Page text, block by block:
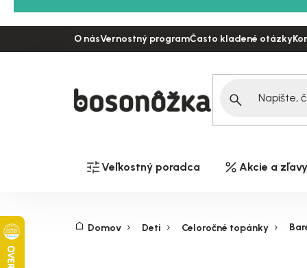
na
O násVernostný programČasto kladené otázky
Veľkostný poradca Akcie a zľavy
Domov Deti Celoročné topánky